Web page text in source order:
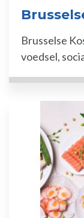
Brusselse
voedsel,